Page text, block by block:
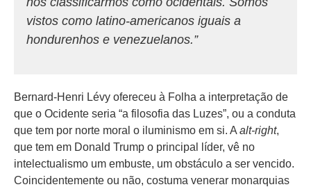
vistos como latino-americanos iguais a
hondurenhos e venezuelanos.”
Bernard-Henri Lévy ofereceu à Folha a interpretação de
que o Ocidente seria “a filosofia das Luzes”, ou a conduta
que tem por norte moral o iluminismo em si. A alt-right,
que tem em Donald Trump o principal líder, vê no
intelectualismo um embuste, um obstáculo a ser vencido.
Coincidentemente ou não, costuma venerar monarquias